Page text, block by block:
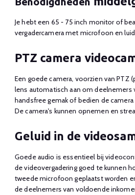
Je hebt een 65 - 75 inch monitor of
vergadercamera met microfoon en
PTZ camera
Een goede camera, voorzien van
lens automatisch aan om deelnemers
handsfree gemak of bedien de
De camera's kunnen opnemen en
Geluid in de
Goede audio is essentieel bij
de videovergadering goed te kunnen
tweede microfoon geplaatst worden
de deelnemers van voldoende